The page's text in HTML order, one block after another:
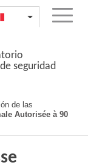
List additional
Menu
seguridad
de las
Autorisée à 90